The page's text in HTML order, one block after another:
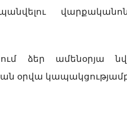
ձեր ամենօրյա
օրվա